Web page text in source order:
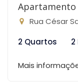
Apartamento
Rua César Salles
2 Quartos
2
Mais